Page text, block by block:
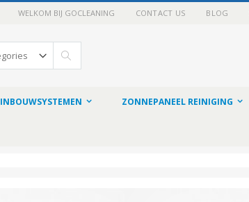
WELKOM BIJ GOCLEANING CONTACT US BLOG
INBOUWSYSTEMEN ZONNEPANEEL REINIGING